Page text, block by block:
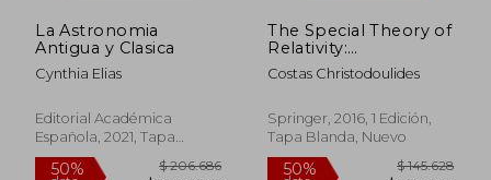
La Astronomia
Antigua y Clasica
Cynthia Elias
Editorial Académica
Española, 2021, Tapa
Blanda, Nuevo
The Special Theory of
Relativity:
Foundations, Theory,
Verification,
(Undergraduate
Lecture Notes in
Costas Christodoulides
Springer, 2016, 1 Edición,
Tapa Blanda, Nuevo